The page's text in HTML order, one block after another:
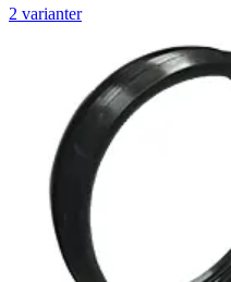
2 varianter